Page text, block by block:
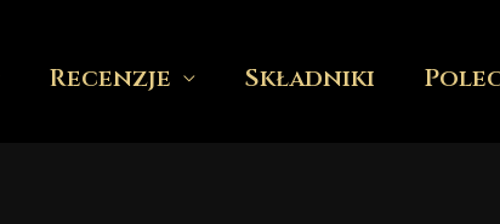
Recenzje Składniki